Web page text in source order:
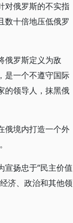
对俄罗斯的不实指
数十倍地压低俄罗
俄罗斯定义为敌
是一个不遵守国际
的领导人，抹黑俄
俄境内打造一个外
宣扬忠于“民主价值
济、政治和其他领